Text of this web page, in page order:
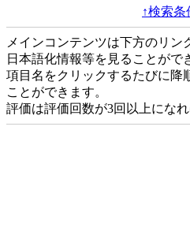
↑検索条
メインコンテンツは下方のリン
日本語化情報等を見ることがで
項目名をクリックするたびに降
ことができます。
評価は評価回数が3回以上にな